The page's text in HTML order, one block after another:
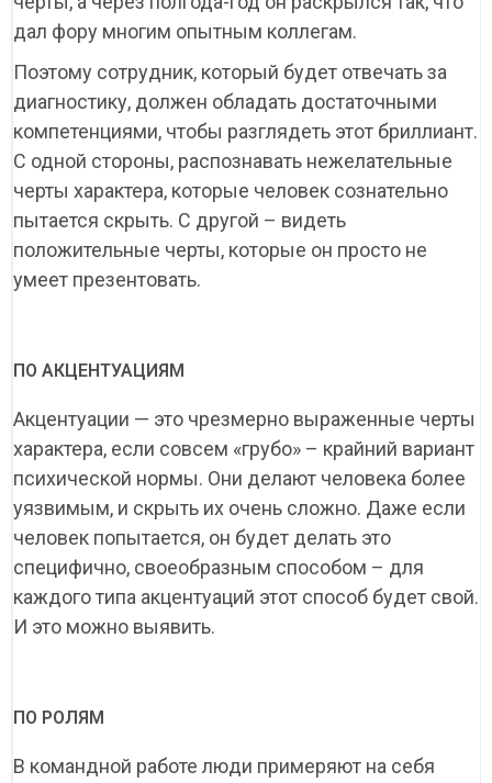
дал фору многим опытным коллегам.
Поэтому сотрудник, который будет отвечать за
диагностику, должен обладать достаточными
компетенциями, чтобы разглядеть этот бриллиант.
С одной стороны, распознавать нежелательные
черты характера, которые человек сознательно
пытается скрыть. С другой – видеть
положительные черты, которые он просто не
умеет презентовать.
ПО АКЦЕНТУАЦИЯМ
Акцентуации — это чрезмерно выраженные черты
характера, если совсем «грубо» – крайний вариант
психической нормы. Они делают человека более
уязвимым, и скрыть их очень сложно. Даже если
человек попытается, он будет делать это
специфично, своеобразным способом – для
каждого типа акцентуаций этот способ будет свой.
И это можно выявить.
ПО РОЛЯМ
В командной работе люди примеряют на себя